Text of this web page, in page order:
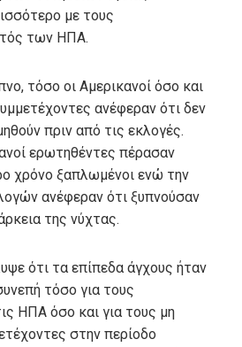
με τους
των ΗΠΑ.
τόσο οι Αμερικανοί όσο και
ανέφεραν ότι δεν
πριν από τις εκλογές.
ερωτηθέντες πέρασαν
χρόνο ξαπλωμένοι ενώ την
ανέφεραν ότι ξυπνούσαν
της νύχτας.
ότι τα επίπεδα άγχους ήταν
τόσο για τους
ΗΠΑ όσο και για τους μη
στην περίοδο